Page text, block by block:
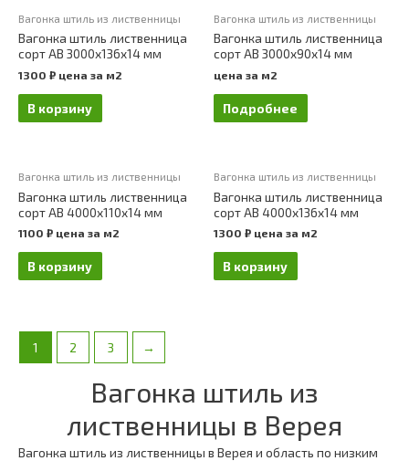
Вагонка штиль из лиственницы
Вагонка штиль лиственница
сорт АВ 3000х136х14 мм
1300 ₽ цена за м2
В корзину
Вагонка штиль из лиственницы
Вагонка штиль лиственница
сорт АВ 3000х90х14 мм
цена за м2
Подробнее
Вагонка штиль из лиственницы
Вагонка штиль лиственница
сорт АВ 4000х110х14 мм
1100 ₽ цена за м2
В корзину
Вагонка штиль из лиственницы
Вагонка штиль лиственница
сорт АВ 4000х136х14 мм
1300 ₽ цена за м2
В корзину
1 2 3 →
Вагонка штиль из
лиственницы в Верея
Вагонка штиль из лиственницы в Верея и область по низким